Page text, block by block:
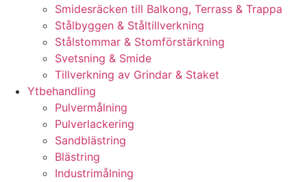
Smidesräcken till Balkong, Terrass & Trappa
Stålbyggen & Ståltillverkning
Stålstommar & Stomförstärkning
Svetsning & Smide
Tillverkning av Grindar & Staket
Ytbehandling
Pulvermålning
Pulverlackering
Sandblästring
Blästring
Industrimålning